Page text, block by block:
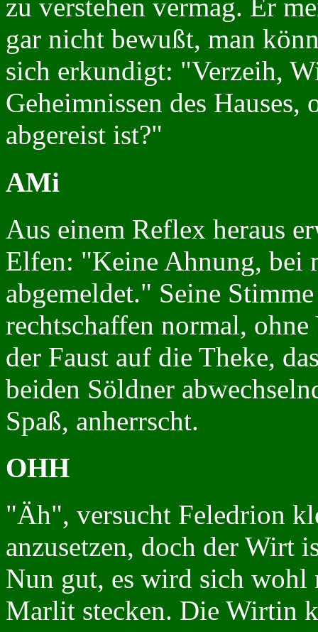
zu verstehen vermag. Er
gar nicht bewußt, man
sich erkundigt: "Verzeih,
Geheimnissen des
abgereist ist?"
AMi
Aus einem Reflex heraus
Elfen: "Keine Ahnung, bei
abgemeldet." Seine
rechtschaffen normal,
der Faust auf die Theke,
beiden Söldner
Spaß, anherrscht.
OHH
"Äh", versucht Feledrion
anzusetzen, doch der Wirt
Nun gut, es wird sich wohl
Marlit stecken. Die Wirtin